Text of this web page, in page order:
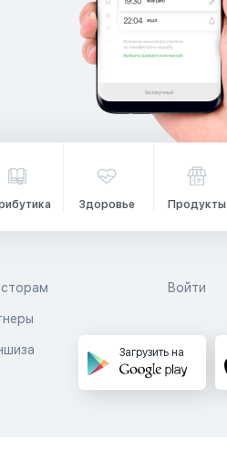
Здоровье Продукты
Войти
Загрузить на